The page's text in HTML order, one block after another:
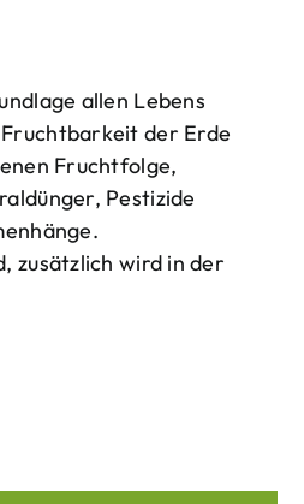
allen Lebens
der Erde
Fruchtfolge,
Pestizide
zusätzlich wird in der